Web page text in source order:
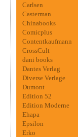
Carlsen
Casterman
Chinabooks
Comicplus
Contentkaufmann
CrossCult
dani books
Dantes Verlag
Diverse Verlage
Dumont
Edition 52
Edition Moderne
Ehapa
Epsilon
Erko